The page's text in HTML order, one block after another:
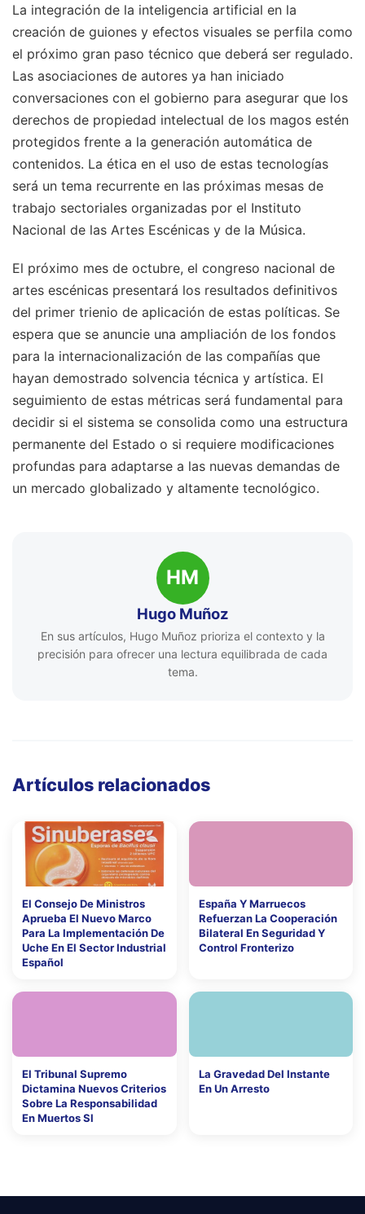
La integración de la inteligencia artificial en la
creación de guiones y efectos visuales se perfila como
el próximo gran paso técnico que deberá ser regulado.
Las asociaciones de autores ya han iniciado
conversaciones con el gobierno para asegurar que los
derechos de propiedad intelectual de los magos estén
protegidos frente a la generación automática de
contenidos. La ética en el uso de estas tecnologías
será un tema recurrente en las próximas mesas de
trabajo sectoriales organizadas por el Instituto
Nacional de las Artes Escénicas y de la Música.
El próximo mes de octubre, el congreso nacional de
artes escénicas presentará los resultados definitivos
del primer trienio de aplicación de estas políticas. Se
espera que se anuncie una ampliación de los fondos
para la internacionalización de las compañías que
hayan demostrado solvencia técnica y artística. El
seguimiento de estas métricas será fundamental para
decidir si el sistema se consolida como una estructura
permanente del Estado o si requiere modificaciones
profundas para adaptarse a las nuevas demandas de
un mercado globalizado y altamente tecnológico.
HM
Hugo Muñoz
En sus artículos, Hugo Muñoz prioriza el contexto y la
precisión para ofrecer una lectura equilibrada de cada
tema.
Artículos relacionados
El Consejo De Ministros
Aprueba El Nuevo Marco
Para La Implementación De
Uche En El Sector Industrial
Español
España Y Marruecos
Refuerzan La Cooperación
Bilateral En Seguridad Y
Control Fronterizo
El Tribunal Supremo
Dictamina Nuevos Criterios
Sobre La Responsabilidad
En Muertos Sl
La Gravedad Del Instante
En Un Arresto